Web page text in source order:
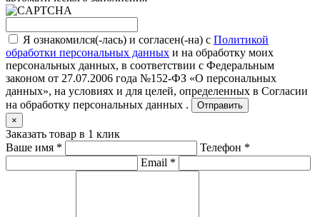
Я ознакомился(-лась) и согласен(-на) с Политикой
обработки персональных данных и на обработку моих
персональных данных, в соответствии с Федеральным
законом от 27.07.2006 года №152-ФЗ «О персональных
данных», на условиях и для целей, определенных в Согласии
на обработку персональных данных .
Отправить
×
Заказать товар в 1 клик
Ваше имя * Телефон *
Email *